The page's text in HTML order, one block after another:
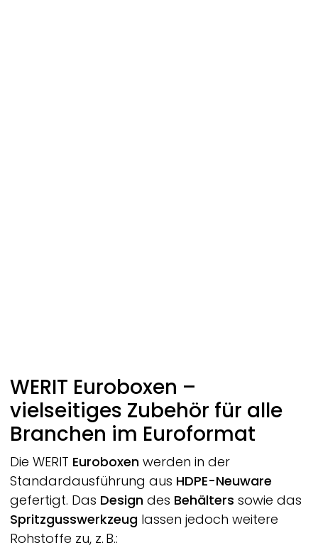
WERIT Euroboxen –
vielseitiges Zubehör für alle
Branchen im Euroformat
Die WERIT Euroboxenwerden in der
Standardausführung aus HDPE-Neuware
gefertigt. Das Designdes Behälters sowie das
Spritzgusswerkzeuglassen jedoch weitere
Rohstoffe zu, z. B.: